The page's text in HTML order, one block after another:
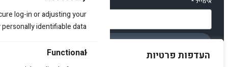
העדפות פרטיות
log-in or adjusting your
identifiable data.
Functional